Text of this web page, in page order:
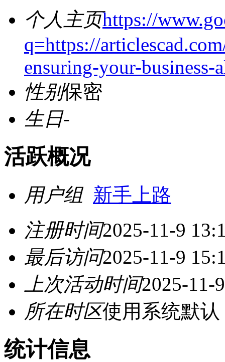
个人主页https://
q=https://
ensuring-your-
性别保密
生日-
活跃概况
用户组 新手上路
注册时间2025-11-9
最后访问2025-11-9
上次活动时间2025-11-
所在时区使用系统默认
统计信息